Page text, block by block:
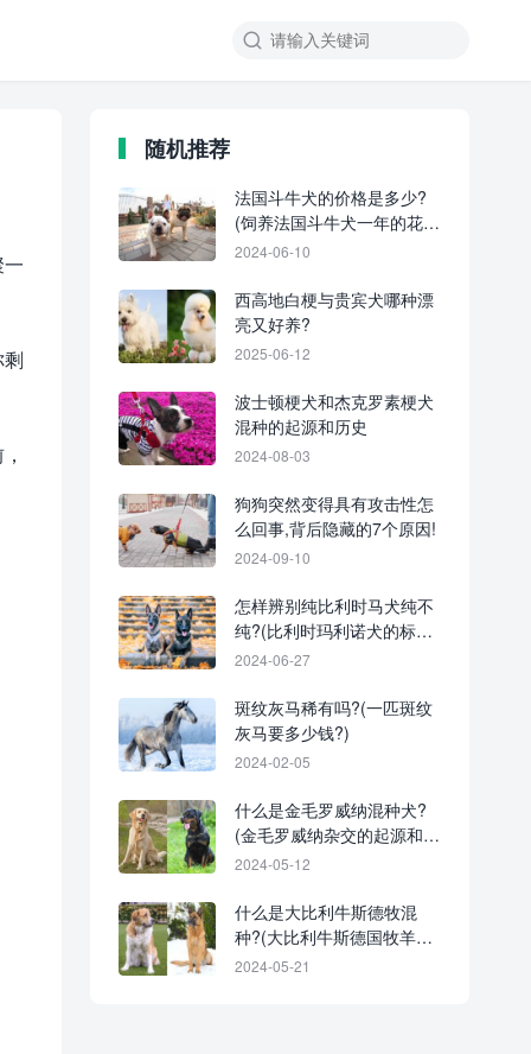
随机推荐
法国斗牛犬的价格是多少?
(饲养法国斗牛犬一年的花
费)
2024-06-10
西高地白梗与贵宾犬哪种漂
亮又好养?
2025-06-12
波士顿梗犬和杰克罗素梗犬
混种的起源和历史
2024-08-03
狗狗突然变得具有攻击性怎
么回事,背后隐藏的7个原因!
2024-09-10
怎样辨别纯比利时马犬纯不
纯?(比利时玛利诺犬的标准
颜色是什么?)
2024-06-27
斑纹灰马稀有吗?(一匹斑纹
灰马要多少钱?)
2024-02-05
什么是金毛罗威纳混种犬?
(金毛罗威纳杂交的起源和历
史)
2024-05-12
什么是大比利牛斯德牧混
种?(大比利牛斯德国牧羊犬
的起源和历史)
2024-05-21